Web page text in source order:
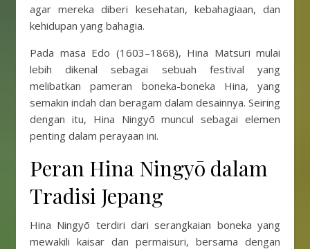
agar mereka diberi kesehatan, kebahagiaan, dan
kehidupan yang bahagia.
Pada masa Edo (1603–1868), Hina Matsuri mulai
lebih dikenal sebagai sebuah festival yang
melibatkan pameran boneka-boneka Hina, yang
semakin indah dan beragam dalam desainnya. Seiring
dengan itu, Hina Ningyō muncul sebagai elemen
penting dalam perayaan ini.
Peran Hina Ningyō dalam
Tradisi Jepang
Hina Ningyō terdiri dari serangkaian boneka yang
mewakili kaisar dan permaisuri, bersama dengan